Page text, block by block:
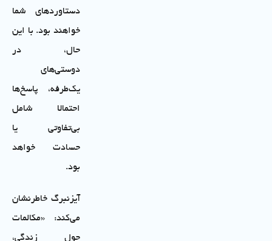
دستاوردهای شما
خواهند بود. با این
حال، در
دوستی‌های
یک‌طرفه، پاسخ‌ها
احتمالا شامل
بی‌تفاوتی یا
حسادت خواهد
بود.
آیزنبرگ خاطرنشان
می‌کند: «مکالمات
حول زندگی،